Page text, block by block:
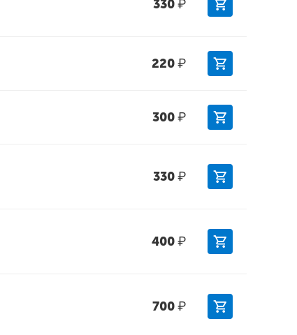
330₽
220₽
300₽
330₽
400₽
700₽